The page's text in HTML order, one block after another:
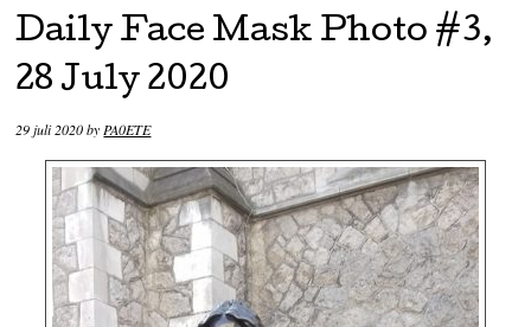
Skip to content
Daily Face Mask Photo #3,
28 July 2020
29 juli 2020byPA0ETE